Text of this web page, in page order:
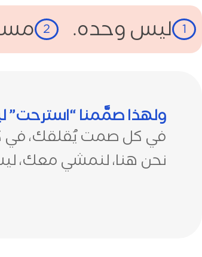
1 ليس وحده. 2
ولهذا صمَّمنا “استرحت”
في كل صمت يُقلقك، في كل
نحن هنا، لنمشي معك،